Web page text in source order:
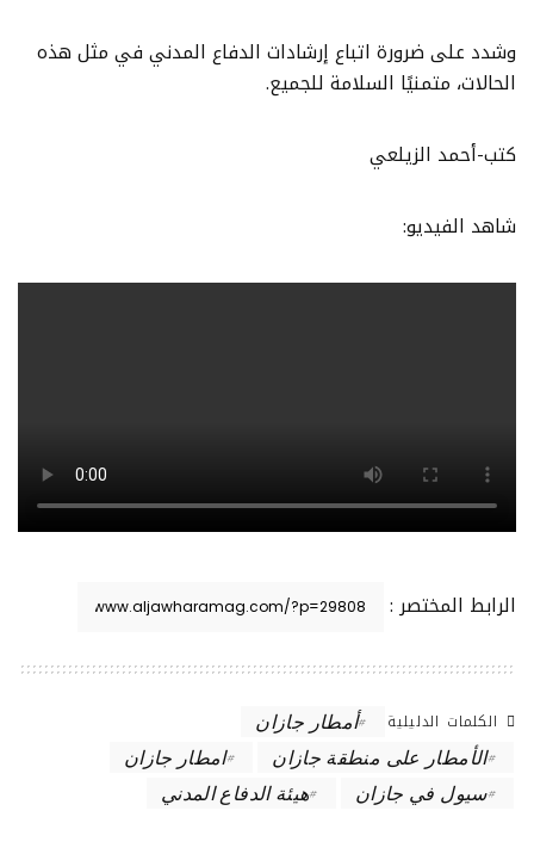
وشدد على ضرورة اتباع إرشادات الدفاع المدني في مثل هذه
الحالات، متمنيًا السلامة للجميع.
كتب-أحمد الزيلعي
شاهد الفيديو:
الرابط المختصر :
الكلمات الدليلية
أمطار جازان
الأمطار على منطقة جازان
امطار جازان
سيول في جازان
هيئة الدفاع المدني